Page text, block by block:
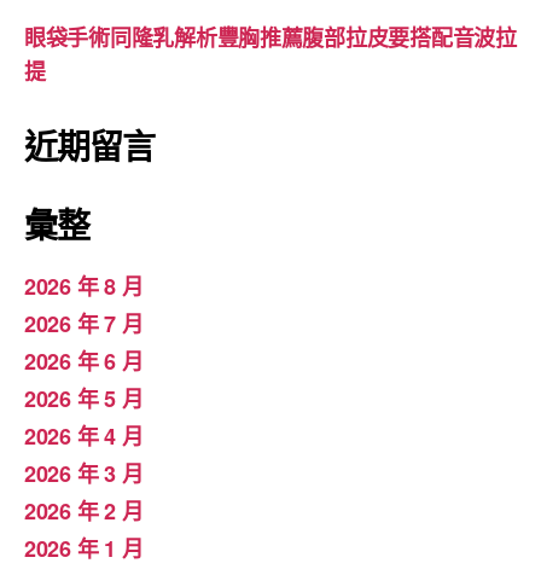
眼袋手術同隆乳解析豐胸推薦腹部拉皮要搭配音波拉
提
近期留言
彙整
2026 年 8 月
2026 年 7 月
2026 年 6 月
2026 年 5 月
2026 年 4 月
2026 年 3 月
2026 年 2 月
2026 年 1 月